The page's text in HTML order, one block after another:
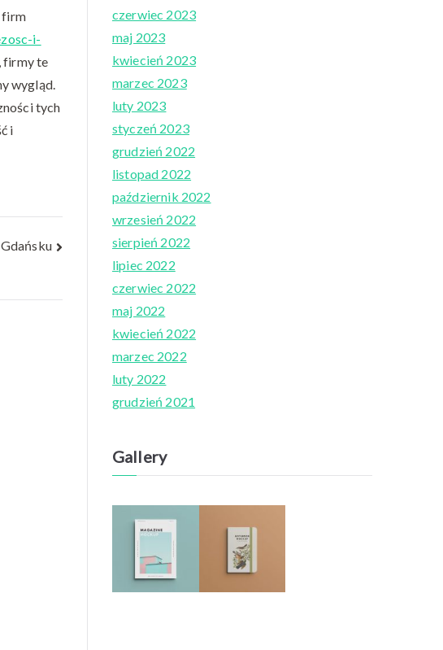
firm
i-
firmy te
wygląd.
tych
i
czerwiec 2023
maj 2023
kwiecień 2023
marzec 2023
luty 2023
styczeń 2023
grudzień 2022
listopad 2022
październik 2022
wrzesień 2022
sierpień 2022
lipiec 2022
czerwiec 2022
maj 2022
kwiecień 2022
marzec 2022
luty 2022
grudzień 2021
Gallery